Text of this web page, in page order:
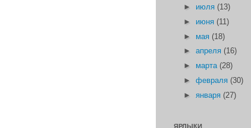
► июля (13)
► июня (11)
► мая (18)
► апреля (16)
► марта (28)
► февраля (30)
► января (27)
ЯРЛЫКИ